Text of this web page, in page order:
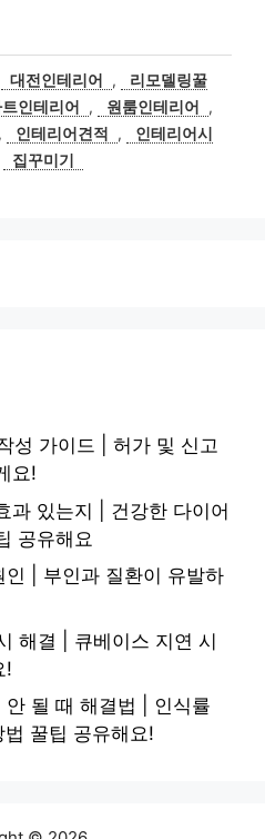
대전인테리어 ,
리모델링꿀
인테리어 , 원룸인테리어
,
, 인테리어견적 ,
인테리어시
집꾸미기
성 가이드 | 허가 및 신고
요!
과 있는지 | 건강한 다이어
공유해요
| 부인과 질환이 유발하
해결 | 큐베이스 지연 시
!
될 때 해결법 | 인식률
꿀팁 공유해요!